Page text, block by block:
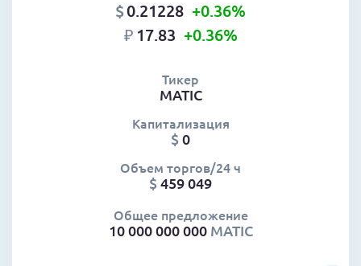
$0.21228 +0.36%
₽ 17.83 +0.36%
Тикер
MATIC
Капитализация
$0
Объем торгов/24 ч
$459 049
Общее предложение
10 000 000 000 MATIC